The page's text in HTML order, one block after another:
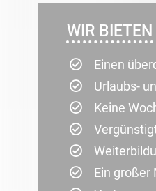
WIR BIETEN
Einen
Urlaubs-
Keine
Ein großer